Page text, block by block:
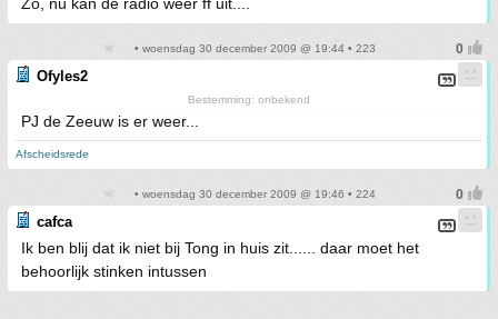
• woensdag 30 december 2009 @ 19:44 • 223
Ofyles2
Bestemming: onbekend
PJ de Zeeuw is er weer...
Afscheidsrede
• woensdag 30 december 2009 @ 19:46 • 224
cafca
Ik ben blij dat ik niet bij Tong in huis zit...... daar moet het
behoorlijk stinken intussen